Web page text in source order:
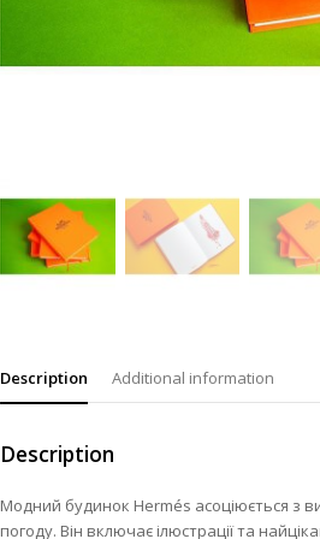
Description Additional information
Description
Модний будинок Hermés асоціюється з
погоду. Він включає ілюстрації та